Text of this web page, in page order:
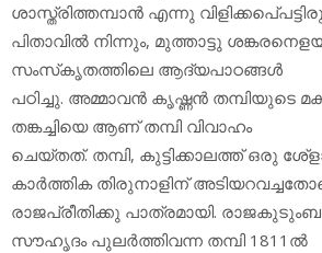
ശാസ്ത്രിത്തമ്പാന്‍ എന്നു
പിതാവില്‍ നിന്നും, മുത്താട്ടു
സംസ്‌കൃതത്തിലെ ആദ്യപാഠങ്ങള്‍
പഠിച്ചു. അമ്മാവന്‍ കൃഷ്ണന്‍ തമ്പിയുടെ
തങ്കച്ചിയെ ആണ് തമ്പി വിവാഹം
ചെയ്തത്. തമ്പി, കുട്ടിക്കാലത്ത് ഒരു
കാര്‍ത്തിക തിരുനാളിന്
രാജപ്രീതിക്കു പാത്രമായി.
സൗഹൃദം പുലര്‍ത്തിവന്ന തമ്പി 1811ല്‍